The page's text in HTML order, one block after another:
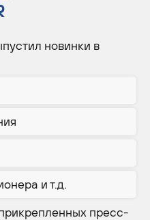
новинки в
и т.д.
пресс-